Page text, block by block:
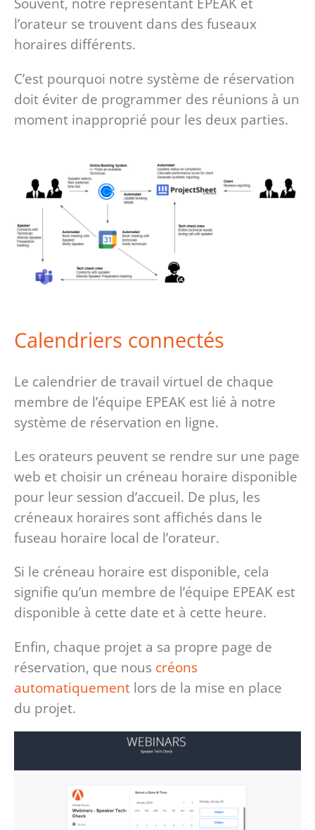
l’orateur se trouvent dans des fuseaux
horaires différents.
C’est pourquoi notre système de réservation
doit éviter de programmer des réunions à un
moment inapproprié pour les deux parties.
Calendriers connectés
Le calendrier de travail virtuel de chaque
membre de l’équipe EPEAK est lié à notre
système de réservation en ligne.
Les orateurs peuvent se rendre sur une page
web et choisir un créneau horaire disponible
pour leur session d’accueil. De plus, les
créneaux horaires sont affichés dans le
fuseau horaire local de l’orateur.
Si le créneau horaire est disponible, cela
signifie qu’un membre de l’équipe EPEAK est
disponible à cette date et à cette heure.
Enfin, chaque projet a sa propre page de
réservation, que nous créons
automatiquement lors de la mise en place
du projet.